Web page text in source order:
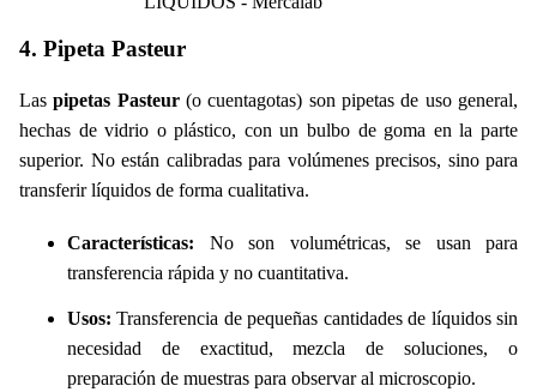
4. Pipeta Pasteur
Laspipetas Pasteur(o cuentagotas) son pipetas de uso general,
hechas de vidrio o plástico, con un bulbo de goma en la parte
superior. No están calibradas para volúmenes precisos, sino para
transferir líquidos de forma cualitativa.
Características: No son volumétricas, se usan para
transferencia rápida y no cuantitativa.
Usos: Transferencia de pequeñas cantidades de líquidos sin
necesidad de exactitud, mezcla de soluciones, o
preparación de muestras para observar al microscopio.